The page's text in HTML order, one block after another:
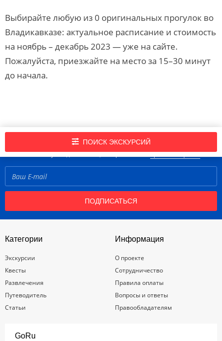
Выбирайте любую из 0 оригинальных прогулок во
Владикавказе: актуальное расписание и стоимость
на ноябрь – декабрь 2023 — уже на сайте.
Пожалуйста, приезжайте на место за 15–30 минут
до начала.
ПОИСК ЭКСКУРСИЙ
Подпишись на нашу рассылку новостей!
Нажимая кнопку «Подписаться», вы принимаетеправила портала
ПОДПИСАТЬСЯ
Категории
Экскурсии
Квесты
Развлечения
Путеводитель
Статьи
Информация
О проекте
Сотрудничество
Правила оплаты
Вопросы и ответы
Правообладателям
GoRu